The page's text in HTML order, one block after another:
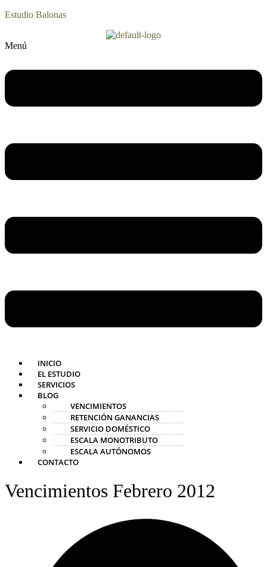
Estudio Balonas
Menú
INICIO
EL ESTUDIO
SERVICIOS
BLOG
VENCIMIENTOS
RETENCIÓN GANANCIAS
SERVICIO DOMÉSTICO
ESCALA MONOTRIBUTO
ESCALA AUTÓNOMOS
CONTACTO
Vencimientos Febrero 2012